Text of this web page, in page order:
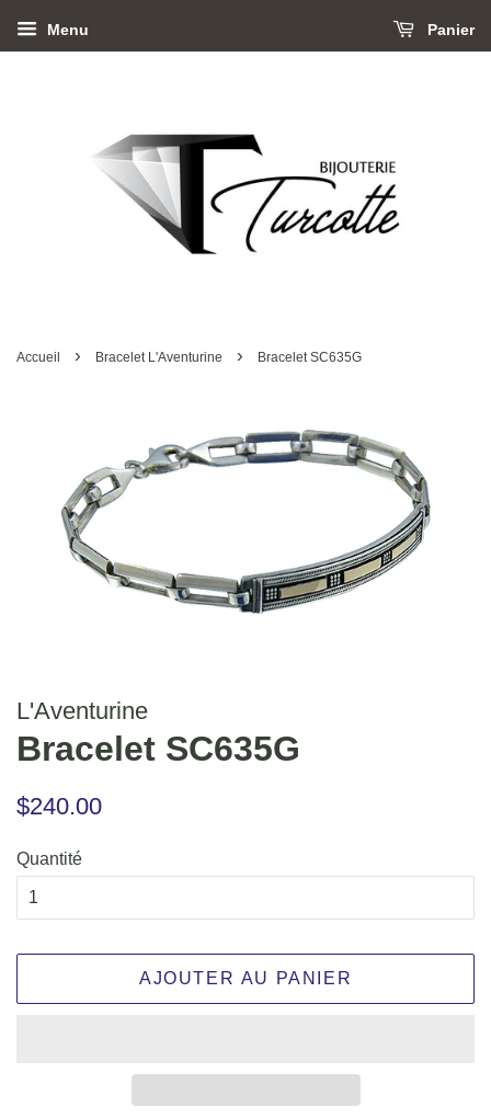
Menu Panier
Accueil › Bracelet L'Aventurine › Bracelet SC635G
L'Aventurine
Bracelet SC635G
Prix
$240.00
Quantité
AJOUTER AU PANIER